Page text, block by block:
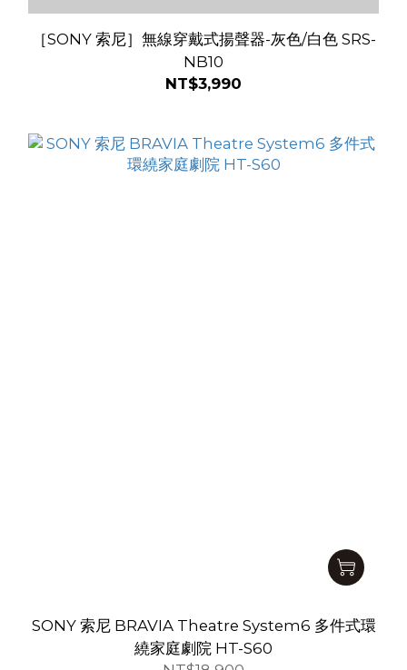
［SONY 索尼］無線穿戴式揚聲器-灰色/白色 SRS-
NB10
NT$3,990
SONY 索尼 BRAVIA Theatre System6 多件式環
繞家庭劇院 HT-S60